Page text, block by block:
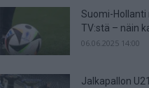
Suomi-Hollanti
TV:stä – näin
06.06.2025 14:00
Jalkapallon